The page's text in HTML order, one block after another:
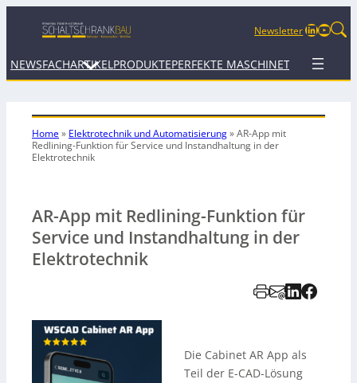
NewsletterLinkedIn
NEWSFACHARTIKEL PRODUKTEPERFEKTE MASCHINETERMINE
Home» Elektrotechnik und Automatisierung»AR-App mit
Redlining-Funktion für Service und Instandhaltung in der
Elektrotechnik
AR-App mit Redlining-Funktion für
Service und Instandhaltung in der
Elektrotechnik
Die Cabinet AR App als
Teil der E-CAD-Lösung